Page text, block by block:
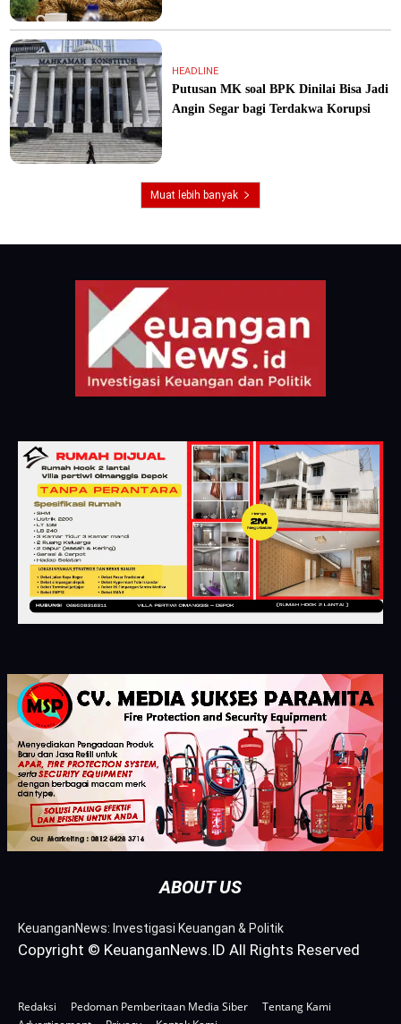
HEADLINE
Putusan MK soal BPK Dinilai Bisa Jadi
Angin Segar bagi Terdakwa Korupsi
Muat lebih banyak
ABOUT US
KeuanganNews: Investigasi Keuangan & Politik
Copyright © KeuanganNews.ID All Rights Reserved
Redaksi Pedoman Pemberitaan Media Siber
Tentang Kami